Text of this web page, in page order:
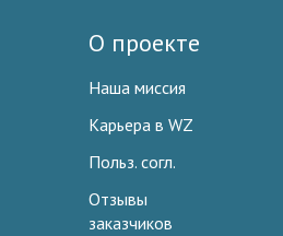
О проекте
Наша миссия
Карьера в WZ
Польз. согл.
Отзывы
заказчиков